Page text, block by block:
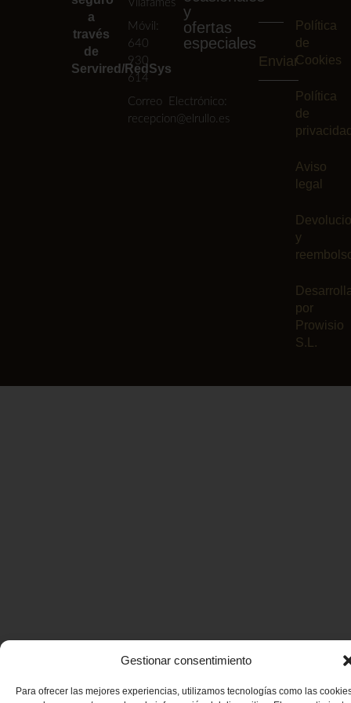
Gestionar consentimiento
Para ofrecer las mejores experiencias, utilizamos tecnologías como las
a
través
de
Servired/RedSys
Vilafamés
Móvil:
640
930
614
Correo Electrónico:
recepcion@elrullo.es
y
ofertas
especiales
Enviar
Política
de
Cookies
Política
de
Aviso
legal
y
por
Prowisio
S.L.